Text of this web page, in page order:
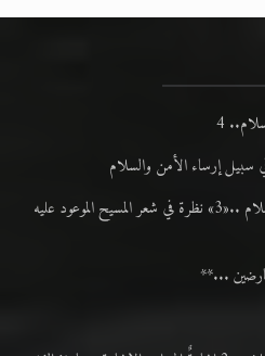
4
إرساء الأمن والسلام
رأيٌ في لغة المسيح الموعود عليه السلام ..«3» نظرة في شعر المسيح الموعود عليه
...**